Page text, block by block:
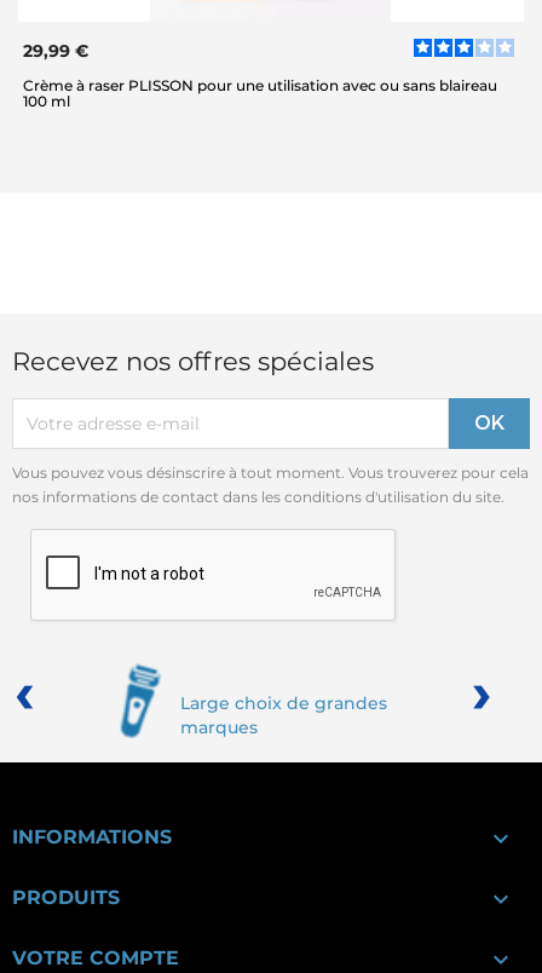
29,99 €
Crème à raser PLISSON pour une utilisation avec ou sans blaireau
100 ml
Recevez nos offres spéciales
Vous pouvez vous désinscrire à tout moment. Vous trouverez pour cela
nos informations de contact dans les conditions d'utilisation du site.
Large choix de grandes
marques
‹ ›
INFORMATIONS 
PRODUITS 
VOTRE COMPTE 